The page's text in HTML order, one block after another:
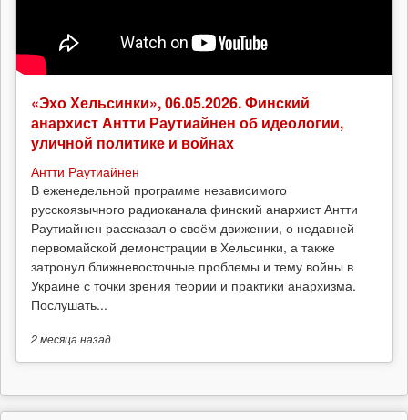
«Эхо Хельсинки», 06.05.2026. Финский
анархист Антти Раутиайнен об идеологии,
уличной политике и войнах
Антти Раутиайнен
В еженедельной программе независимого
русскоязычного радиоканала финский анархист Антти
Раутиайнен рассказал о своём движении, о недавней
первомайской демонстрации в Хельсинки, а также
затронул ближневосточные проблемы и тему войны в
Украине с точки зрения теории и практики анархизма.
Послушать...
2 месяцаназад